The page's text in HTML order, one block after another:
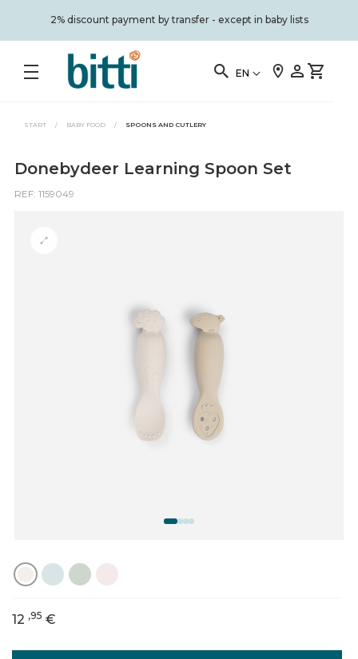
2% discount payment by transfer - except in baby lists
EN
START / BABY FOOD / SPOONS AND CUTLERY
Donebydeer Learning Spoon Set
REF: 1159049
12 ,95 €